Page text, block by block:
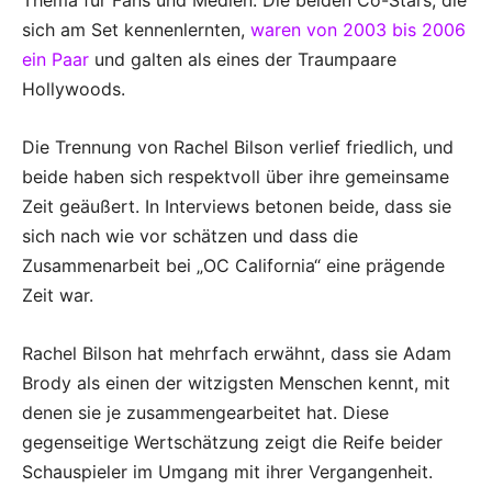
sich am Set kennenlernten, waren von 2003 bis 2006
ein Paar und galten als eines der Traumpaare
Hollywoods.
Die Trennung von Rachel Bilson verlief friedlich, und
beide haben sich respektvoll über ihre gemeinsame
Zeit geäußert. In Interviews betonen beide, dass sie
sich nach wie vor schätzen und dass die
Zusammenarbeit bei „OC California“ eine prägende
Zeit war.
Rachel Bilson hat mehrfach erwähnt, dass sie Adam
Brody als einen der witzigsten Menschen kennt, mit
denen sie je zusammengearbeitet hat. Diese
gegenseitige Wertschätzung zeigt die Reife beider
Schauspieler im Umgang mit ihrer Vergangenheit.